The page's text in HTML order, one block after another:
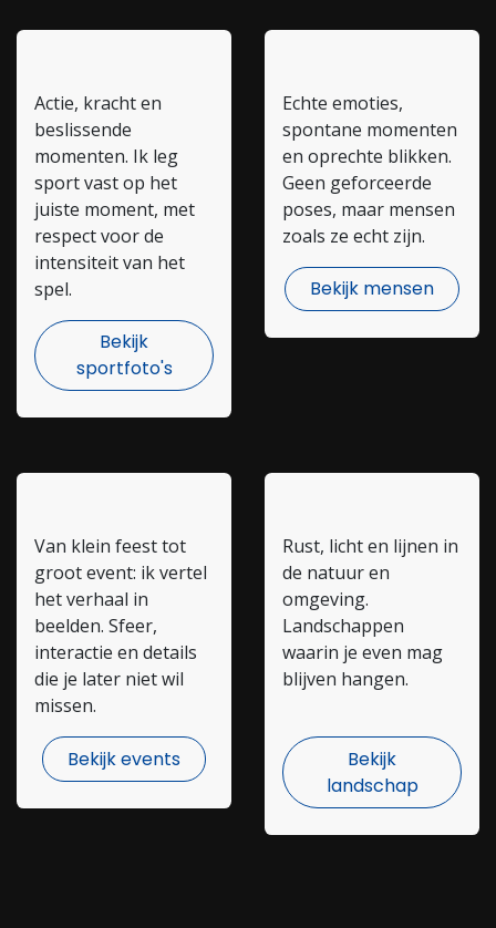
Actie, kracht en
beslissende
momenten. Ik leg
sport vast op het
juiste moment, met
respect voor de
intensiteit van het
spel.
Bekijk
sportfoto's
Echte emoties,
spontane momenten
en oprechte blikken.
Geen geforceerde
poses, maar mensen
zoals ze echt zijn.
Bekijk mensen
Van klein feest tot
groot event: ik vertel
het verhaal in
beelden. Sfeer,
interactie en details
die je later niet wil
missen.
Bekijk events
Rust, licht en lijnen in
de natuur en
omgeving.
Landschappen
waarin je even mag
blijven hangen.
Bekijk
landschap